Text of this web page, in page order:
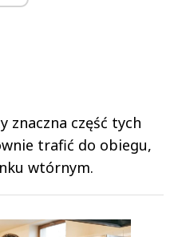
znaczna część tych
trafić do obiegu,
wtórnym.